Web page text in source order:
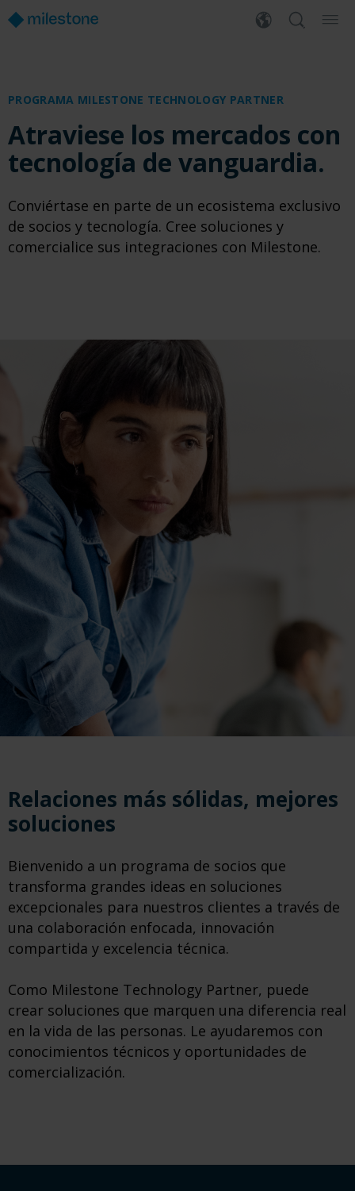
PROGRAMA MILESTONE TECHNOLOGY PARTNER
Atraviese los mercados con
tecnología de vanguardia.
Conviértase en parte de un ecosistema exclusivo
de socios y tecnología. Cree soluciones y
comercialice sus integraciones con Milestone.
Relaciones más sólidas, mejores
soluciones
Bienvenido a un programa de socios que
transforma grandes ideas en soluciones
excepcionales para nuestros clientes a través de
una colaboración enfocada, innovación
compartida y excelencia técnica.
Como Milestone Technology Partner, puede
crear soluciones que marquen una diferencia real
en la vida de las personas. Le ayudaremos con
conocimientos técnicos y oportunidades de
comercialización.